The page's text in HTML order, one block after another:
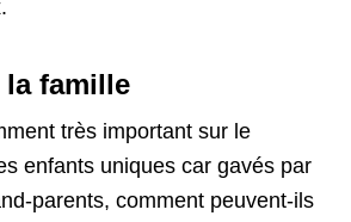
la famille
très important sur le
enfants uniques car gavés par
parents, comment peuvent-ils